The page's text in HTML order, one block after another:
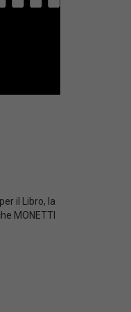
il Libro, la
MONETTI